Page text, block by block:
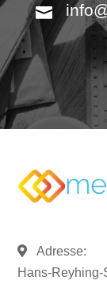
Adresse:
Hans-Reyhing-